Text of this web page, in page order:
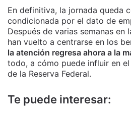
En definitiva, la jornada queda
condicionada por el dato de
Después de varias semanas en
han vuelto a centrarse en los
la atención regresa ahora a la
todo, a cómo puede influir en
de la Reserva Federal.
Te puede interesar: